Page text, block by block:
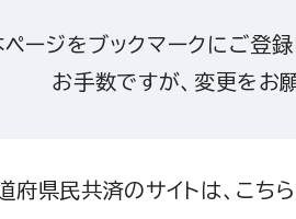
ページをブックマークにご登
お手数ですが、変更をお
府県民共済のサイトは、こち